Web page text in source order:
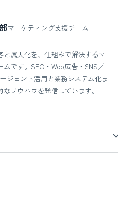
マーケティング支援チーム
と属人化を、仕組みで解決するマ
です。SEO・Web広告・SNS／
ジェント活用と業務システム化ま
ノウハウを発信しています。